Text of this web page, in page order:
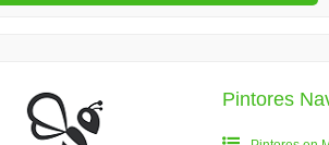
Pintores